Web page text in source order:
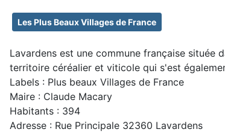
Les Plus Beaux Villages de France
Lavardens est une commune française située
territoire céréalier et viticole qui s'est
Labels : Plus beaux Villages de France
Maire : Claude Macary
Habitants : 394
Adresse : Rue Principale 32360 Lavardens